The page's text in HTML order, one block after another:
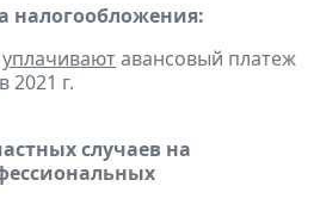
налогообложения:
уплачиваютавансовый платеж
2021 г.
случаев на